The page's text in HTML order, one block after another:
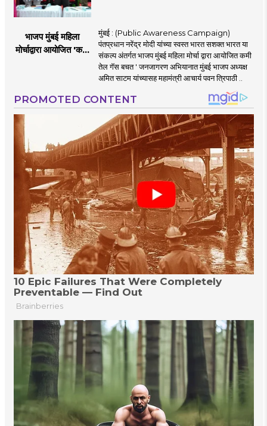
भाजप मुंबई महिला
मोर्चाद्वारा आयोजित 'कमी
मुंबई : (Public Awareness Campaign)
पंतप्रधान नरेंद्र मोदी यांच्या स्वस्त भारत सशक्त भारत या
संकल्प अंतर्गत भाजप मुंबई महिला मोर्चा द्वारा आयोजित कमी
तेल गॅस बचत ' जनजागरण अभियानात मुंबई भाजप अध्यक्ष
अमित साटम यांच्यासह महामंत्री आचार्य पवन त्रिपाठी ..